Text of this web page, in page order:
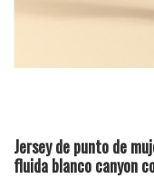
Jersey de punto de
fluida blanco canyon